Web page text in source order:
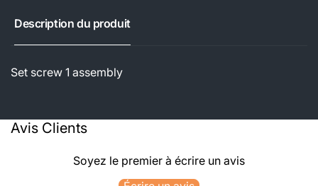
Description du produit
Set screw 1 assembly
Avis Clients
Soyez le premier à écrire un avis